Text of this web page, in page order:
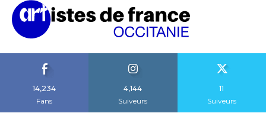
14,234
Fans
4,144
Suiveurs
11
Suiveurs